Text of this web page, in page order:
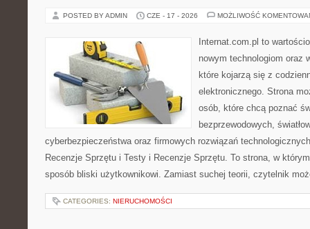
POSTED BY ADMIN CZE - 17 - 2026 MOŻLIWOŚĆ
Internat.com.pl to
nowym technologiom oraz
które kojarzą się z
elektronicznego. Strona
osób, które chcą poznać
bezprzewodowych,
cyberbezpieczeństwa oraz firmowych rozwiązań
Recenzje Sprzętu i Testy i Recenzje Sprzętu. To strona, w
sposób bliski użytkownikowi. Zamiast suchej teorii, czytelnik
CATEGORIES: NIERUCHOMOŚCI